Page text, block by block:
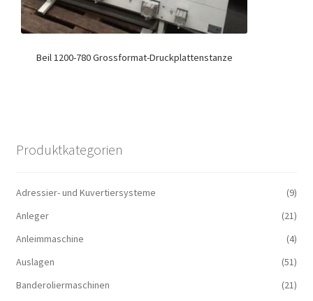
Beil 1200-780 Grossformat-Druckplattenstanze
Produktkategorien
Adressier- und Kuvertiersysteme
(9)
Anleger
(21)
Anleimmaschine
(4)
Auslagen
(51)
Banderoliermaschinen
(21)